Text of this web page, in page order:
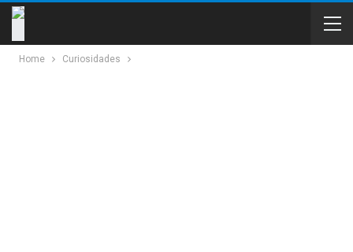
Home Curiosidades